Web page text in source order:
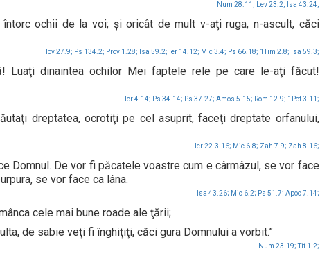
Num 28.11; Lev 23.2; Isa 43.24;
ochii de la voi; şi oricât de mult v-aţi ruga, n-ascult, căci
Iov 27.9; Ps 134.2; Prov 1.28; Isa 59.2; Ier 14.12; Mic 3.4; Ps 66.18; 1Tim 2.8; Isa 59.3;
Luaţi dinaintea ochilor Mei faptele rele pe care le-aţi făcut!
Ier 4.14; Ps 34.14; Ps 37.27; Amos 5.15; Rom 12.9; 1Pet 3.11;
dreptatea, ocrotiţi pe cel asuprit, faceţi dreptate orfanului,
Ier 22.3-16; Mic 6.8; Zah 7.9; Zah 8.16;
Domnul. De vor fi păcatele voastre cum e cârmâzul, se vor face
se vor face ca lâna.
Isa 43.26; Mic 6.2; Ps 51.7; Apoc 7.14;
cele mai bune roade ale ţării;
de sabie veţi fi înghiţiţi, căci gura Domnului a vorbit.”
Num 23.19; Tit 1.2;